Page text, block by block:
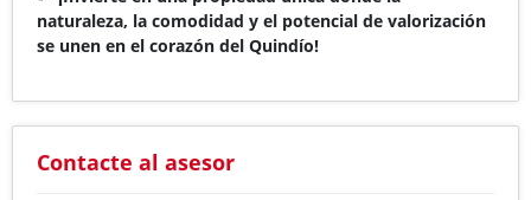
naturaleza, la comodidad y el potencial de valorización
se unen en el corazón del Quindío!
Contacte al asesor